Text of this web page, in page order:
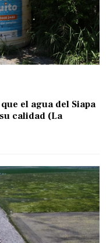
el agua del Siapa
calidad (La